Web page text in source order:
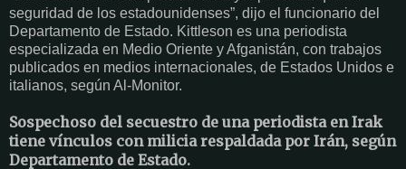
seguridad de los estadounidenses”, dijo el funcionario del
Departamento de Estado. Kittleson es una periodista
especializada en Medio Oriente y Afganistán, con trabajos
publicados en medios internacionales, de Estados Unidos e
italianos, según Al-Monitor.
Sospechoso del secuestro de una periodista en Irak
tiene vínculos con milicia respaldada por Irán, según
Departamento de Estado.